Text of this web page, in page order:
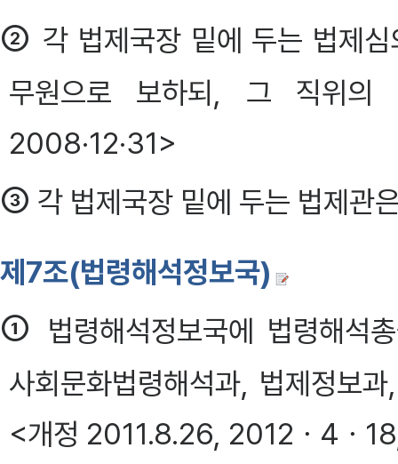
② 각 법제국장 밑에 두는 법제
무원으로 보하되, 그 직위의
2008·12·31>
③ 각 법제국장 밑에 두는 법제관
제7조(법령해석정보국)
① 법령해석정보국에 법령해석
사회문화법령해석과, 법제정보
<개정 2011.8.26, 2012ㆍ4ㆍ